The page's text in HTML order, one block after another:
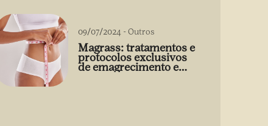
09/07/2024 -Outros
Magrass: tratamentos e
protocolos exclusivos
de emagrecimento e
estética sem uso de